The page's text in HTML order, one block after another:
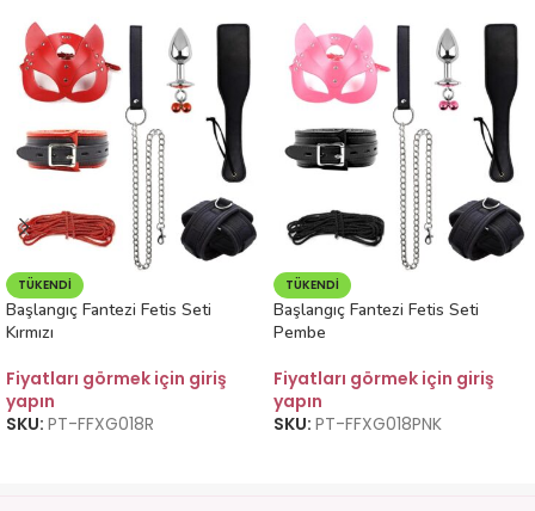
TÜKENDI
Başlangıç Fantezi Fetis Seti
Kırmızı
Fiyatları görmek için giriş
yapın
SKU: PT-FFXG018R
TÜKENDI
Başlangıç Fantezi Fetis Seti
Pembe
Fiyatları görmek için giriş
yapın
SKU: PT-FFXG018PNK